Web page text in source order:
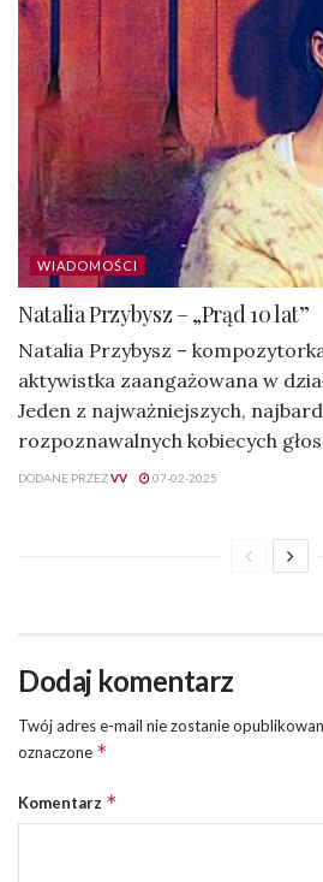
WIADOMOŚCI
Natalia Przybysz – „Prąd 10 lat”
Natalia Przybysz –
aktywistka zaangażowana w
Jeden z najważniejszych,
rozpoznawalnych kobiecych
DODANE PRZEZVV 07-02-2025
Dodaj komentarz
Twój adres e-mail nie zostanie
oznaczone *
Komentarz *